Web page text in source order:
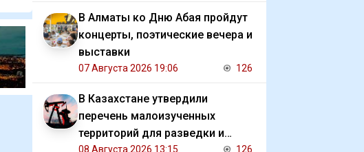
В Алматы ко Дню Абая пройдут
концерты, поэтические вечера и
выставки
07 Августа 2026 19:06 126
В Казахстане утвердили
перечень малоизученных
территорий для разведки и
08 Августа 2026 13:15 126